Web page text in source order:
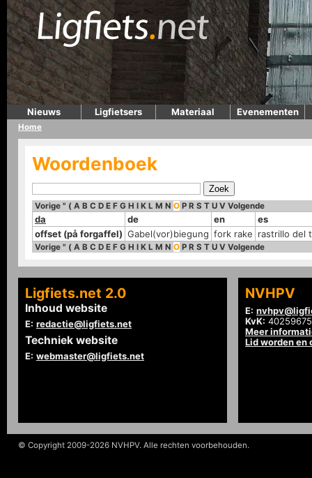
Nieuws Ligfietsers Materiaal Evenementen
Home
Woordenboek
Vorige " ( A B C D E F G H I K L M N O P R S T U V Volgende
da de en
es
offset (på forgaffel) Gabel(vor)biegung fork rake rastrillo del
Vorige " ( A B C D E F G H I K L M N O P R S T U V Volgende
Ligfiets.net 2.0
Inhoud website
E: redactie@ligfiets.net
Techniek website
E: webmaster@ligfiets.net
NVHPV
E:
KvK: 40259675
Meer
Lid worden en
© Copyright 2009-2026 NVHPV. Alle rechten voorbehouden.